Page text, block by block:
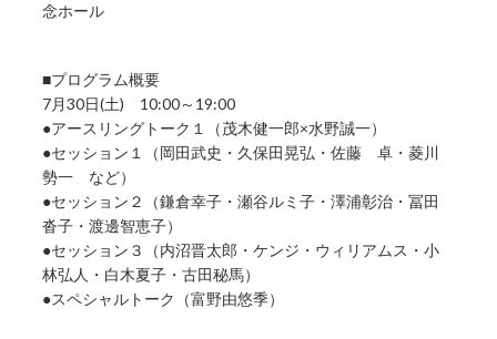
念ホール
■プログラム概要
7月30日(土) 10:00～19:00
●アースリングトーク１（茂木健一郎×水野誠一）
●セッション１（岡田武史・久保田晃弘・佐藤 卓・菱川
勢一 など）
●セッション２（鎌倉幸子・瀬谷ルミ子・澤浦彰治・冨田
沓子・渡邊智恵子）
●セッション３（内沼晋太郎・ケンジ・ウィリアムス・小
林弘人・白木夏子・古田秘馬）
●スペシャルトーク（富野由悠季）